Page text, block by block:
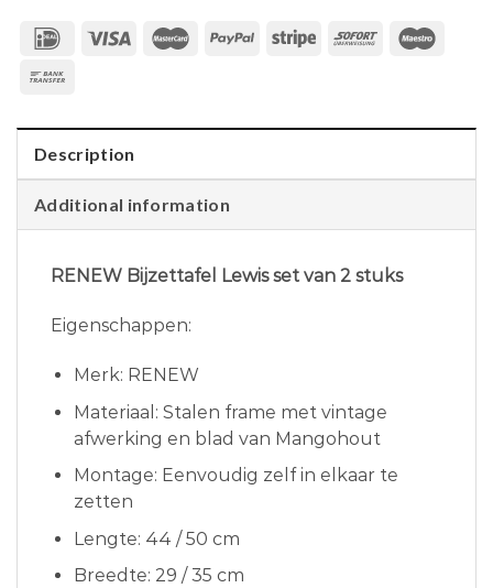
Description
Additional information
RENEW Bijzettafel Lewis set van 2 stuks
Eigenschappen:
Merk: RENEW
Materiaal: Stalen frame met vintage
afwerking en blad van Mangohout
Montage: Eenvoudig zelf in elkaar te
zetten
Lengte: 44 / 50 cm
Breedte: 29 / 35 cm